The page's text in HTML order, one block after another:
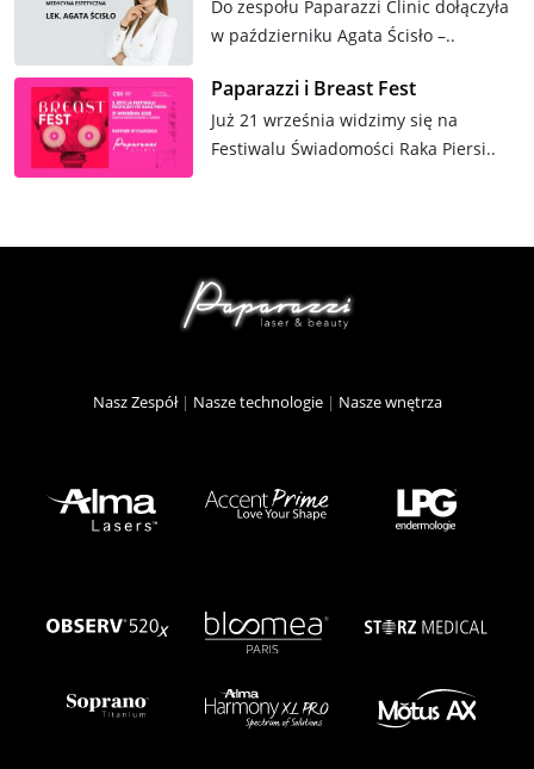
Do zespołu Paparazzi Clinic dołączyła
w październiku Agata Ścisło –..
Paparazzi i Breast Fest
Już 21 września widzimy się na
Festiwalu Świadomości Raka Piersi..
Nasz Zespół| Nasze technologie| Nasze wnętrza